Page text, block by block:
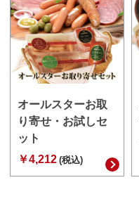
オールスターお取
り寄せ・お試しセ
ット
￥4,212 (税込)